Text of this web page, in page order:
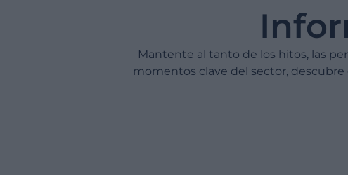
Mantente al tanto de los hitos, las
momentos clave del sector,